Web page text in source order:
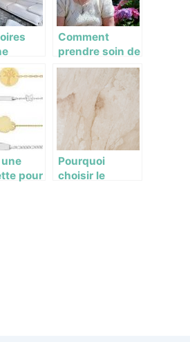
Comment
prendre soin de
sa peau après
50 ans ?
pour
Pourquoi
choisir le